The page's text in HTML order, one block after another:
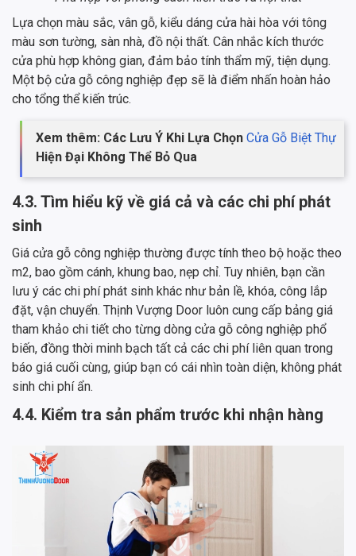
Lựa chọn màu sắc, vân gỗ, kiểu dáng cửa hài hòa với tông
màu sơn tường, sàn nhà, đồ nội thất. Cân nhắc kích thước
cửa phù hợp không gian, đảm bảo tính thẩm mỹ, tiện dụng.
Một bộ cửa gỗ công nghiệp đẹp sẽ là điểm nhấn hoàn hảo
cho tổng thể kiến trúc.
Xem thêm: Các Lưu Ý Khi Lựa Chọn Cửa Gỗ Biệt Thự
Hiện Đại Không Thể Bỏ Qua
4.3. Tìm hiểu kỹ về giá cả và các chi phí phát
sinh
Giá cửa gỗ công nghiệp thường được tính theo bộ hoặc theo
m2, bao gồm cánh, khung bao, nẹp chỉ. Tuy nhiên, bạn cần
lưu ý các chi phí phát sinh khác như bản lề, khóa, công lắp
đặt, vận chuyển. Thịnh Vượng Door luôn cung cấp bảng giá
tham khảo chi tiết cho từng dòng cửa gỗ công nghiệp phổ
biến, đồng thời minh bạch tất cả các chi phí liên quan trong
báo giá cuối cùng, giúp bạn có cái nhìn toàn diện, không phát
sinh chi phí ẩn.
4.4. Kiểm tra sản phẩm trước khi nhận hàng